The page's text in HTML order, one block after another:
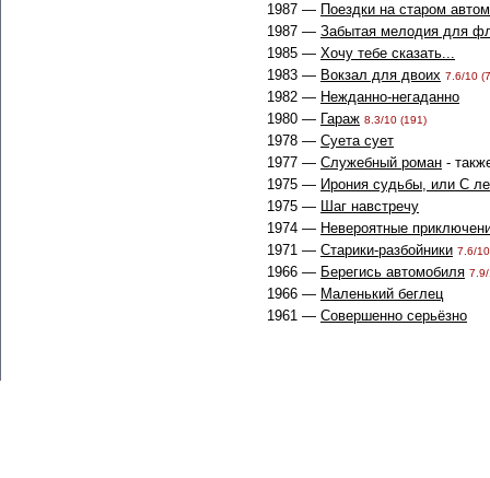
1987 — Поездки на старом
1987 — Забытая мелодия для
1985 — Хочу тебе сказать...
1983 — Вокзал для двоих 7.6/10
1982 — Нежданно-негаданно
1980 — Гараж 8.3/10 (191)
1978 — Суета сует
1977 — Служебный роман -
1975 — Ирония судьбы, или С
1975 — Шаг навстречу
1974 — Невероятные
1971 — Старики-разбойники 7.6/
1966 — Берегись автомобиля 7.9/
1966 — Маленький беглец
1961 — Совершенно серьёзно